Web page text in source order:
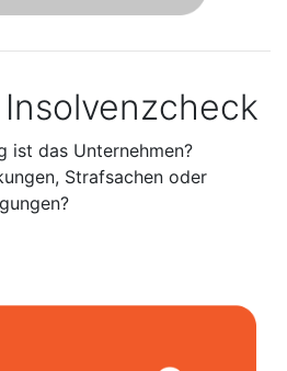
ist das Unternehmen?
Strafsachen oder